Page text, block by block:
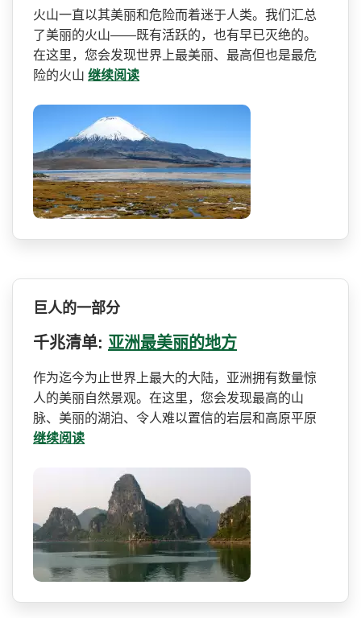
火山一直以其美丽和危险而着­迷于人类。我们汇总
了美丽的火山——既有活跃的，也有早已灭绝的­。
在这里，您会发现世界上最美丽、最高但也是最危
险­的火山 继续阅读
巨人的一部分
千兆清单: 亚洲最美丽的地方
作为迄今为止世界上最大的大­陆，亚洲拥有数量惊
人的美丽自然景观。在这里，您会­发现最高的山
脉、美丽的湖泊、令人难以置信的岩层和­高原平原
继续阅读